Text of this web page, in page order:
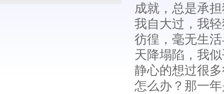
成就，总是承
我自大过，我
彷徨，毫无生
天降塌陷，我
静心的想过很
怎么办？那一